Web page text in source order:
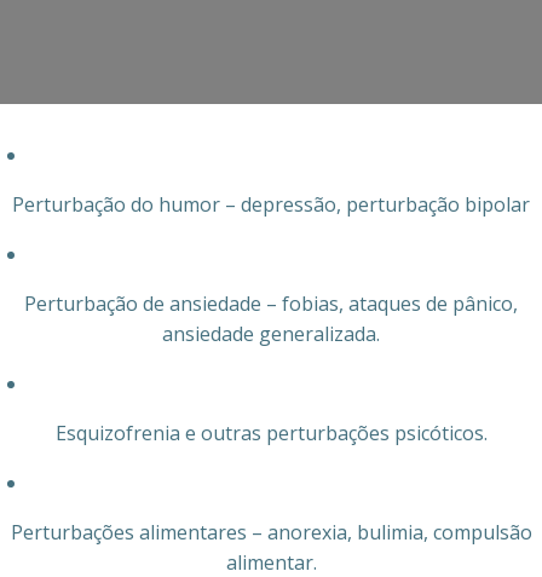
Perturbação do humor – depressão, perturbação bipolar
Perturbação de ansiedade – fobias, ataques de pânico,
ansiedade generalizada.
Esquizofrenia e outras perturbações psicóticos.
Perturbações alimentares – anorexia, bulimia, compulsão
alimentar.